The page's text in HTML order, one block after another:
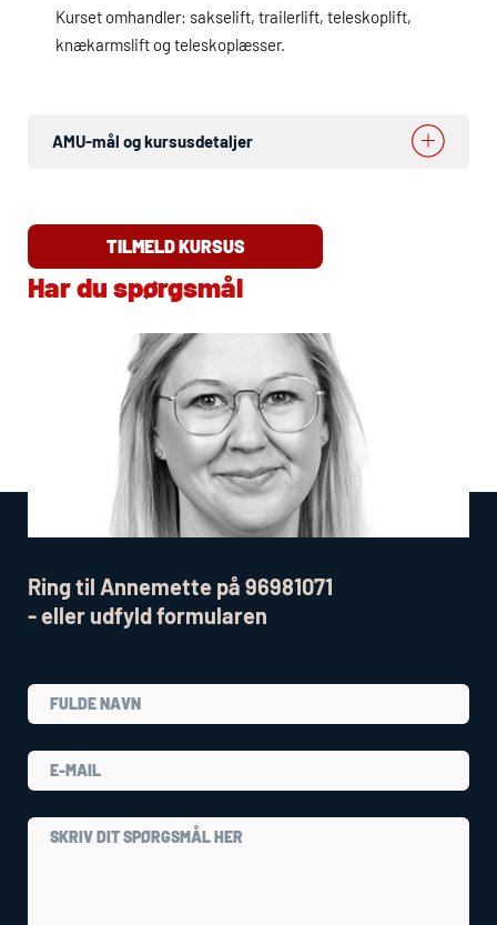
Kurset omhandler: sakselift, trailerlift, teleskoplift,
knækarmslift og teleskoplæsser.
AMU-mål og kursusdetaljer
TILMELD KURSUS
Har du spørgsmål
Ring til Annemette på 96981071
- eller udfyld formularen